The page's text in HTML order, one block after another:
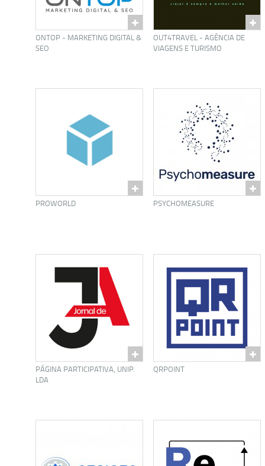
ONTOP - MARKETING DIGITAL &
SEO
OUT4TRAVEL - AGÊNCIA DE
VIAGENS E TURISMO
PROWORLD PSYCHOMEASURE
PÁGINA PARTICIPATIVA, UNIP.
LDA
QRPOINT